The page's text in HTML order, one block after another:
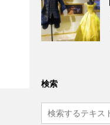
検索